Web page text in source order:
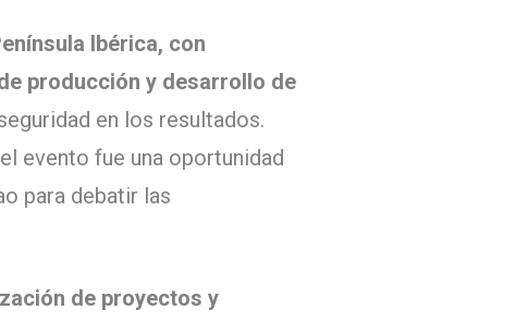
Ibérica, con
producción y desarrollo de
en los resultados.
evento fue una oportunidad
para debatir las
de proyectos y